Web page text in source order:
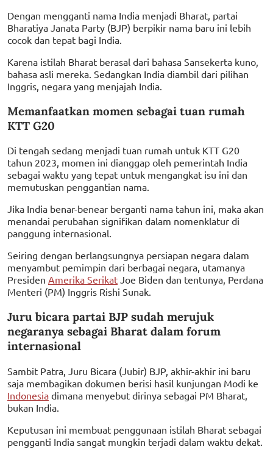
Dengan mengganti nama India menjadi Bharat, partai
Bharatiya Janata Party (BJP) berpikir nama baru ini lebih
cocok dan tepat bagi India.
Karena istilah Bharat berasal dari bahasa Sansekerta kuno,
bahasa asli mereka. Sedangkan India diambil dari pilihan
Inggris, negara yang menjajah India.
Memanfaatkan momen sebagai tuan rumah
KTT G20
Di tengah sedang menjadi tuan rumah untuk KTT G20
tahun 2023, momen ini dianggap oleh pemerintah India
sebagai waktu yang tepat untuk mengangkat isu ini dan
memutuskan penggantian nama.
Jika India benar-benear berganti nama tahun ini, maka akan
menandai perubahan signifikan dalam nomenklatur di
panggung internasional.
Seiring dengan berlangsungnya persiapan negara dalam
menyambut pemimpin dari berbagai negara, utamanya
Presiden Amerika Serikat Joe Biden dan tentunya, Perdana
Menteri (PM) Inggris Rishi Sunak.
Juru bicara partai BJP sudah merujuk
negaranya sebagai Bharat dalam forum
internasional
Sambit Patra, Juru Bicara (Jubir) BJP, akhir-akhir ini baru
saja membagikan dokumen berisi hasil kunjungan Modi ke
Indonesia dimana menyebut dirinya sebagai PM Bharat,
bukan India.
Keputusan ini membuat penggunaan istilah Bharat sebagai
pengganti India sangat mungkin terjadi dalam waktu dekat.